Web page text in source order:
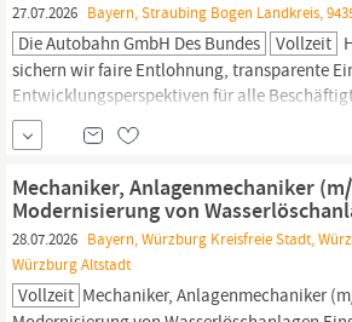
27.07.2026 Bayern, Straubing Bogen Landkreis,
Die Autobahn GmbH Des Bundes Vollzeit
sichern wir faire Entlohnung, transparente
Entwicklungs­perspek­tiven für alle
inkl. Reinigung Wir stellen Ihnen Ihre
ausrüstungkostenfrei zur Verfügung.
förderung Wir unterstützen Sie mit einem
Gesundheit undSicherheitfördert.
Mechaniker, Anlagenmechaniker
Modernisierung von
28.07.2026 Bayern, Würzburg Kreisfreie Stadt,
Würzburg Altstadt
Vollzeit Mechaniker, Anlagenmechaniker